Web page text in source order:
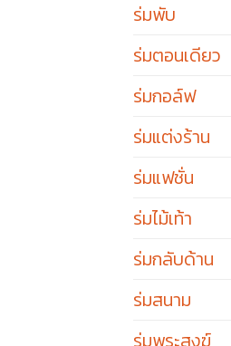
ร่มพับ
ร่มตอนเดียว
ร่มกอล์ฟ
ร่มแต่งร้าน
ร่มแฟชั่น
ร่มไม้เท้า
ร่มกลับด้าน
ร่มสนาม